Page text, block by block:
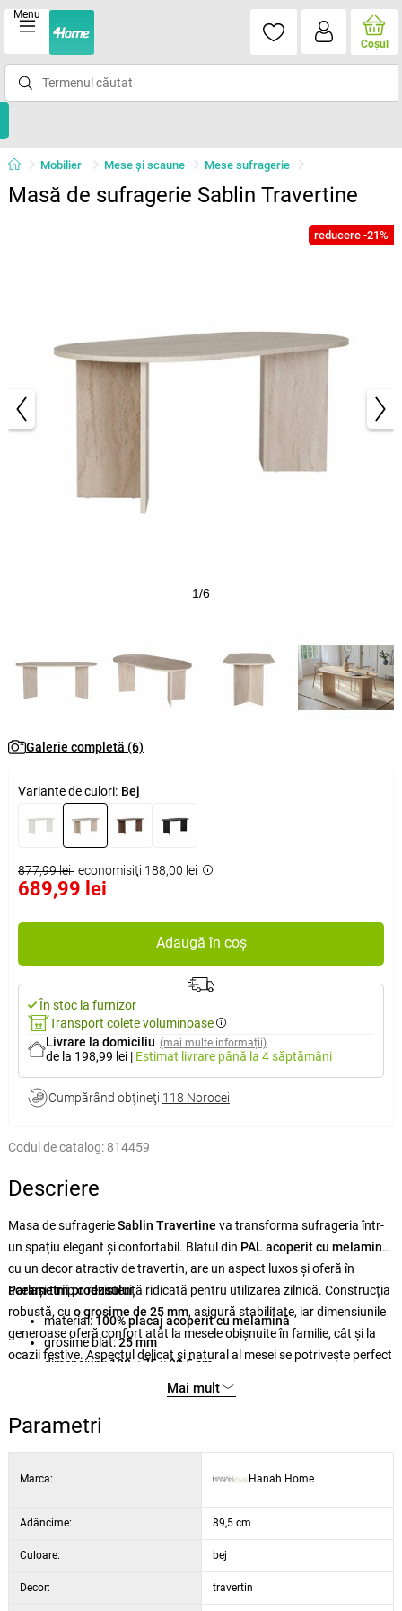
Menu
Coşul
Mobilier Mese şi scaune Mese sufragerie
Masă de sufragerie Sablin Travertine
reducere -21%
1/6
Galerie completă (6)
Variante de culori: Bej
877,99 lei economisiţi 188,00 lei
689,99 lei
Adaugă în coș
În stoc la furnizor
Transport colete voluminoase
Livrare la domiciliu (mai multe informații)
de la 198,99 lei | Estimat livrare până la 4 săptămâni
Cumpărând obţineţi 118 Norocei
Codul de catalog: 814459
Descriere
Masa de sufragerieSablin Travertine va transforma sufrageria într-
un spațiu elegant și confortabil. Blatul din PAL acoperit cu melamină,
cu un decor atractiv de travertin, are un aspect luxos și oferă în
același timp o rezistență ridicată pentru utilizarea zilnică. Construcția
robustă, cu o grosime de 25 mm, asigură stabilitate, iar dimensiunile
generoase oferă confort atât la mesele obișnuite în familie, cât și la
ocazii festive. Aspectul delicat și natural al mesei se potrivește perfect
Parametrii produsului
material:100% placaj acoperit cu melamină
grosime blat:25 mm
dimensiuni:180 × 75 × 89,5 cm
Mai mult
Parametri
Marca: Hanah Home
Adâncime: 89,5 cm
Culoare: bej
Decor: travertin